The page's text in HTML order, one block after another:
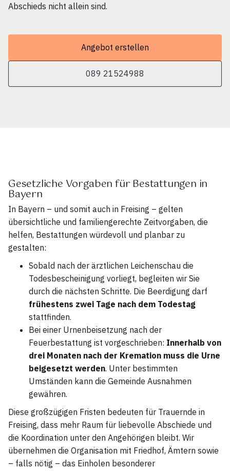
Abschieds nicht allein sind.
Angebot erstellen
089 21524988
Gesetzliche Vorgaben für Bestattungen in
Bayern
In Bayern – und somit auch in Freising – gelten
übersichtliche und familiengerechte Zeitvorgaben, die
helfen, Bestattungen würdevoll und planbar zu
gestalten:
Sobald nach der ärztlichen Leichenschau die
Todesbescheinigung vorliegt, begleiten wir Sie
durch die nächsten Schritte. Die Beerdigung darf
frühestens zwei Tage nach dem Todestag
stattfinden.
Bei einer Urnenbeisetzung nach der
Feuerbestattung ist vorgeschrieben: Innerhalb von
drei Monaten nach der Kremation muss die Urne
beigesetzt werden. Unter bestimmten
Umständen kann die Gemeinde Ausnahmen
gewähren.
Diese großzügigen Fristen bedeuten für Trauernde in
Freising, dass mehr Raum für liebevolle Abschiede und
die Koordination unter den Angehörigen bleibt. Wir
übernehmen die Organisation mit Friedhof, Ämtern sowie
– falls nötig – das Einholen besonderer